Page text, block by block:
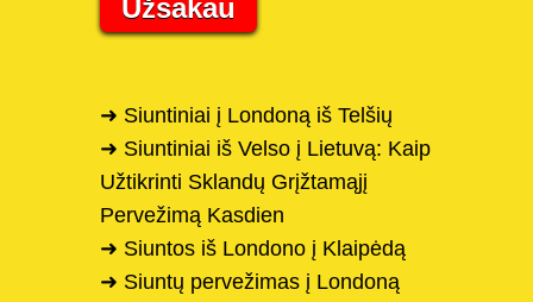
Užsakau
➜ Siuntiniai į Londoną iš Telšių
➜ Siuntiniai iš Velso į Lietuvą: Kaip
Užtikrinti Sklandų Grįžtamąjį
Pervežimą Kasdien
➜ Siuntos iš Londono į Klaipėdą
➜ Siuntų pervežimas į Londoną